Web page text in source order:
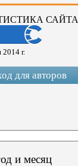
САЙТА
2014 г.
для авторов
и месяц